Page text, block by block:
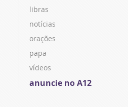
libras
notícias
orações
papa
vídeos
anuncie no A12